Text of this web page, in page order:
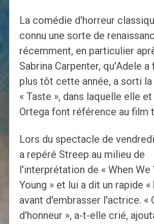
La comédie d'horreur
connu une sorte de
récemment, en particulier
Sabrina Carpenter, qu'Adele
plus tôt cette année, a sorti
« Taste », dans laquelle elle
Ortega font référence au film
Lors du spectacle de
a repéré Streep au milieu de
l'interprétation de « When We
Young » et lui a dit un rapide «
avant d'embrasser l'actrice. «
d'honneur », a-t-elle crié,